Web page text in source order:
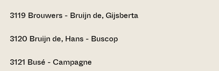
3119 Brouwers - Bruijn de, Gijsberta
3120 Bruijn de, Hans - Buscop
3121 Busé - Campagne